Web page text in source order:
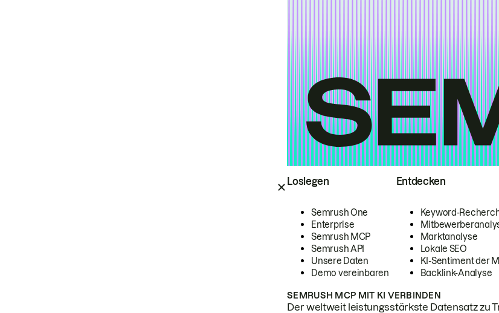
Loslegen
Semrush One
Enterprise
Semrush MCP
Semrush API
Unsere Daten
Demo vereinbaren
Entdecken
Keyword-
Marktanalyse
Lokale SEO
KI-Sentiment der
Backlink-Analyse
SEMRUSH MCP MIT KI VERBINDEN
Der weltweit leistungsstärkste Datensatz zu